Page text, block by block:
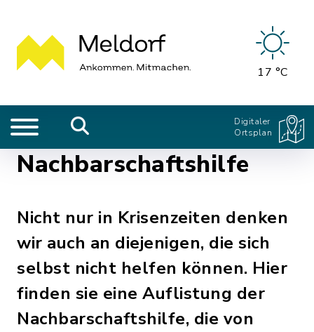
17 °C
Digitaler
Ortsplan
Nachbarschaftshilfe
Nicht nur in Krisenzeiten denken
wir auch an diejenigen, die sich
selbst nicht helfen können. Hier
finden sie eine Auflistung der
Nachbarschaftshilfe, die von